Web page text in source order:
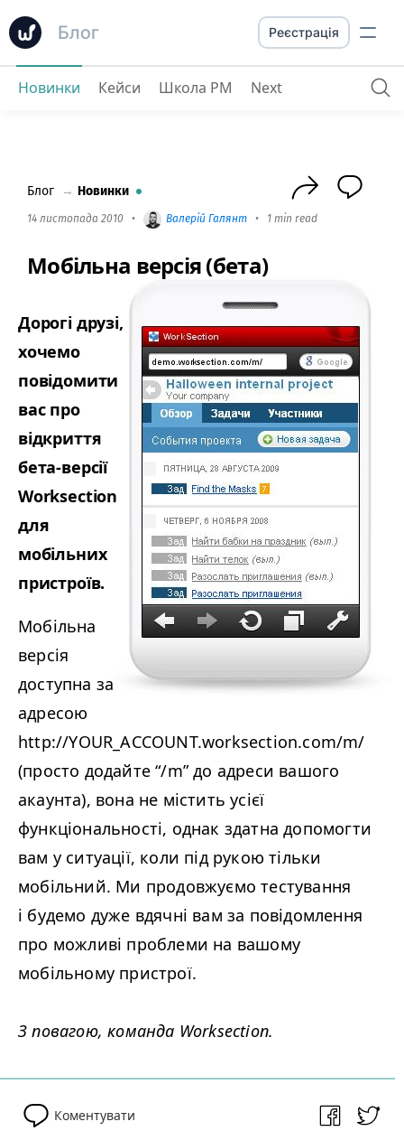
Блог
Мобільна версія (бета)
Реєстрація
Новинки Кейси Школа PM Next
Блог → Новинки
14 листопада 2010 • Валерій Галянт • 1 min read
Мобільна версія (бета)
Дорогі друзі,
хочемо
повідомити
вас про
відкриття
бета-версії
Work­sec­tion
для
мобільних
пристроїв.
Мобільна
версія
доступна за
адресою
http://YOUR_ACCOUNT.worksection.com/m/
(просто додайте “/​m” до адреси вашого
акаунта), вона не містить усієї
функціональності, однак здатна допомогти
вам у ситуації, коли під рукою тільки
мобільний. Ми продовжуємо тестування
і будемо дуже вдячні вам за повідомлення
про можливі проблеми на вашому
мобільному пристрої.
З повагою, команда Worksection.
Коментувати